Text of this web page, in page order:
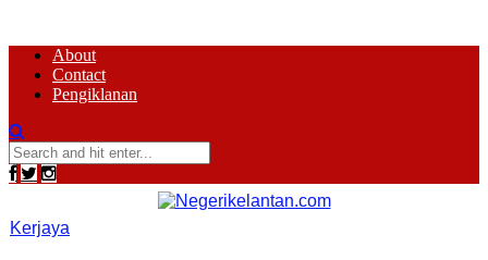
About
Contact
Pengiklanan
Kerjaya